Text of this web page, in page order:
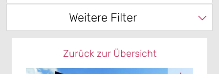
Weitere Filter
Zurück zur Übersicht